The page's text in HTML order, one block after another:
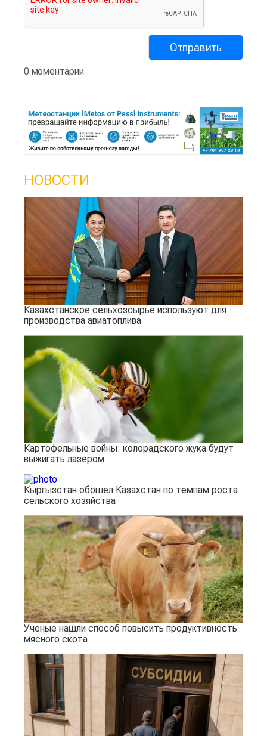
0 моментарии
НОВОСТИ
Казахстанское сельхозсырье используют для
производства авиатоплива
Картофельные войны: колорадского жука будут
выжигать лазером
Кыргызстан обошел Казахстан по темпам роста
сельского хозяйства
Ученые нашли способ повысить продуктивность
мясного скота